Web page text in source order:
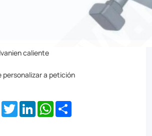
caliente
personalizar a petición
Facebook
TwitterLinkedInWhatsApp